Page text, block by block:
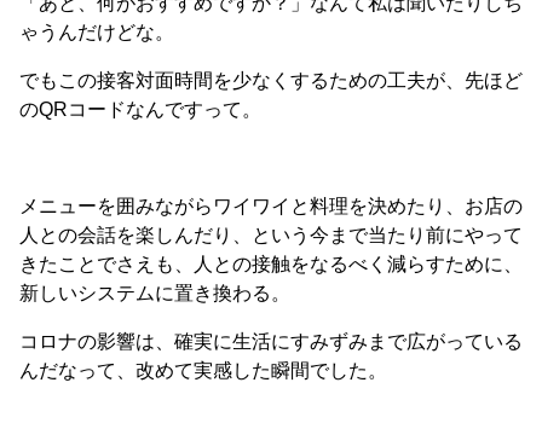
ゃうんだけどな。
でもこの接客対面時間を少なくするための工夫が、先ほど
のQRコードなんですって。
メニューを囲みながらワイワイと料理を決めたり、お店の
人との会話を楽しんだり、という今まで当たり前にやって
きたことでさえも、人との接触をなるべく減らすために、
新しいシステムに置き換わる。
コロナの影響は、確実に生活にすみずみまで広がっている
んだなって、改めて実感した瞬間でした。